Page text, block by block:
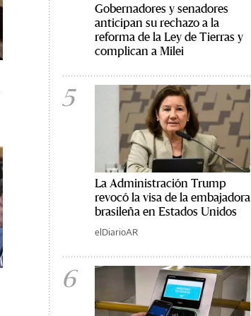
Gobernadores y senadores
anticipan su rechazo a la
reforma de la Ley de Tierras y
complican a Milei
5
La Administración Trump
revocó la visa de la embajadora
brasileña en Estados Unidos
elDiarioAR
6